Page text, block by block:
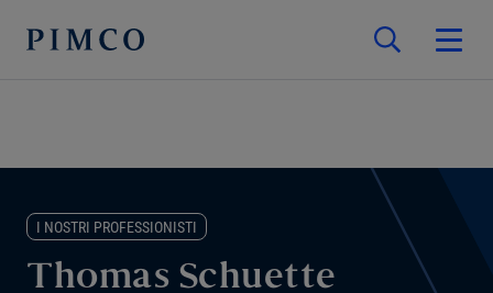
I NOSTRI PROFESSIONISTI
Thomas Schuette